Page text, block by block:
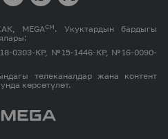
MEGAСМ. Укуктардын бардыгы
0303-КР, №15-1446-КР, №16-0090-
телеканалдар жана контент
көрсөтүлөт.